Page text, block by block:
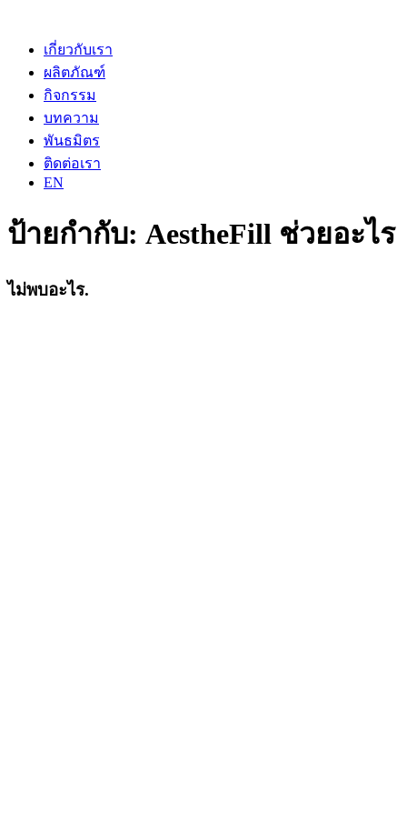
เกี่ยวกับเรา
ผลิตภัณฑ์
กิจกรรม
บทความ
พันธมิตร
ติดต่อเรา
EN
ป้ายกำกับ: AestheFill ช่วยอะไร
ไม่พบอะไร.